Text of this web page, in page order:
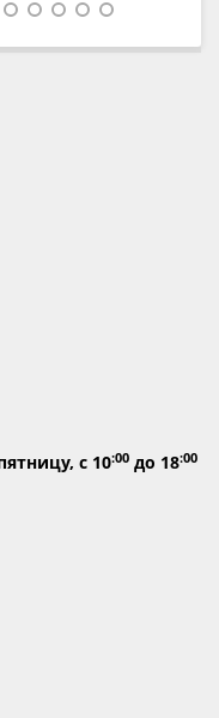
с 10:00 до 18:00